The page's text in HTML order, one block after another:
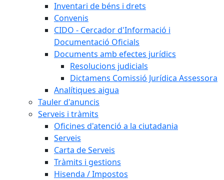
Inventari de béns i drets
Convenis
CIDO - Cercador d'Informació i
Documentació Oficials
Documents amb efectes jurídics
Resolucions judicials
Dictamens Comissió Jurídica Assessora
Analítiques aigua
Tauler d'anuncis
Serveis i tràmits
Oficines d'atenció a la ciutadania
Serveis
Carta de Serveis
Tràmits i gestions
Hisenda / Impostos